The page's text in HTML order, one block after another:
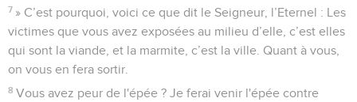
7 » C’est pourquoi, voici ce que dit le Seigneur, l’Eternel : Les
victimes que vous avez exposées au milieu d’elle, c’est elles
qui sont la viande, et la marmite, c’est la ville. Quant à vous,
on vous en fera sortir.
8 Vous avez peur de l'épée ? Je ferai venir l'épée contre